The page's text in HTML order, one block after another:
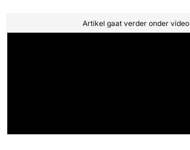
Artikel gaat verder onder video